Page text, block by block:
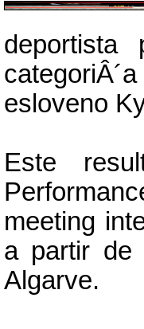
deportista
esloveno
Este
meeting
a partir de
Algarve.